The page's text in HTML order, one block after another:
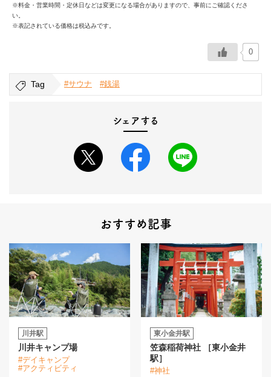
※料金・営業時間・定休日などは変更になる場合がありますので、事前にご確認くださ
い。
※表記されている価格は税込みです。
0
Tag #サウナ #銭湯
シェアする
おすすめ記事
川井駅
川井キャンプ場
#デイキャンプ
#アクティビティ
東小金井駅
笠森稲荷神社 ［東小金井
駅］
#神社